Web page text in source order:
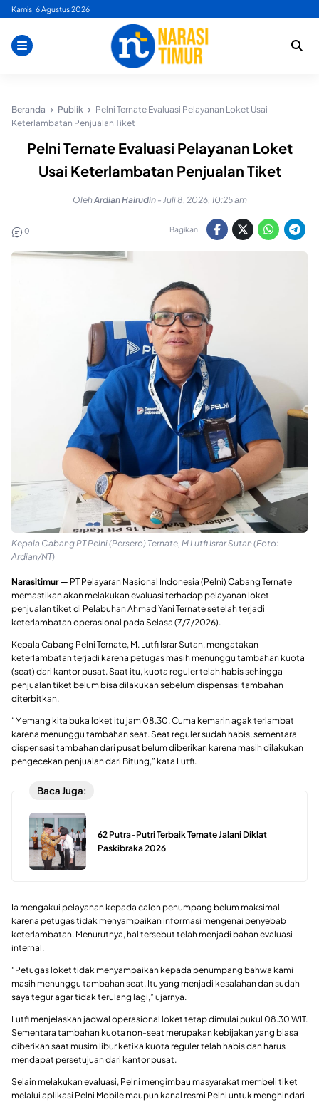
Skip
content
Kamis, 6 Agustus 2026
Beranda Publik
Pelni Ternate Evaluasi Pelayanan Loket Usai
Keterlambatan Penjualan Tiket
Pelni Ternate Evaluasi Pelayanan Loket
Usai Keterlambatan Penjualan Tiket
OlehArdian Hairudin - Juli 8, 2026, 10:25 am
0 Bagikan:
Kepala Cabang PT Pelni (Persero) Ternate, M Lutfi Israr Sutan (Foto:
Ardian/NT)
Narasitimur — PT Pelayaran Nasional Indonesia (Pelni) Cabang Ternate
memastikan akan melakukan evaluasi terhadap pelayanan loket
penjualan tiket di Pelabuhan Ahmad Yani Ternate setelah terjadi
keterlambatan operasional pada Selasa (7/7/2026).
Kepala Cabang Pelni Ternate, M. Lutfi Israr Sutan, mengatakan
keterlambatan terjadi karena petugas masih menunggu tambahan kuota
(seat) dari kantor pusat. Saat itu, kuota reguler telah habis sehingga
penjualan tiket belum bisa dilakukan sebelum dispensasi tambahan
diterbitkan.
“Memang kita buka loket itu jam 08.30. Cuma kemarin agak terlambat
karena menunggu tambahan seat. Seat reguler sudah habis, sementara
dispensasi tambahan dari pusat belum diberikan karena masih dilakukan
pengecekan penjualan dari Bitung,” kata Lutfi.
Baca Juga:
62 Putra-Putri Terbaik Ternate Jalani Diklat
Paskibraka 2026
Ia mengakui pelayanan kepada calon penumpang belum maksimal
karena petugas tidak menyampaikan informasi mengenai penyebab
keterlambatan. Menurutnya, hal tersebut telah menjadi bahan evaluasi
internal.
“Petugas loket tidak menyampaikan kepada penumpang bahwa kami
masih menunggu tambahan seat. Itu yang menjadi kesalahan dan sudah
saya tegur agar tidak terulang lagi,” ujarnya.
Lutfi menjelaskan jadwal operasional loket tetap dimulai pukul 08.30 WIT.
Sementara tambahan kuota non-seat merupakan kebijakan yang biasa
diberikan saat musim libur ketika kuota reguler telah habis dan harus
mendapat persetujuan dari kantor pusat.
Selain melakukan evaluasi, Pelni mengimbau masyarakat membeli tiket
melalui aplikasi Pelni Mobile maupun kanal resmi Pelni untuk menghindari